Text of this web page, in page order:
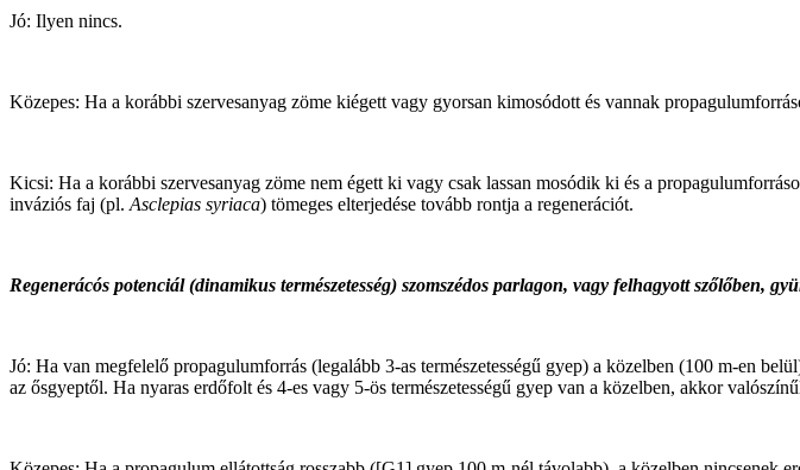
Jó: Ilyen nincs.
Közepes: Ha a korábbi szervesanyag zöme kiégett vagy gyorsan kimosódott és vannak
Kicsi: Ha a korábbi szervesanyag zöme nem égett ki vagy csak lassan mosódik ki és a
inváziós faj (pl. Asclepias syriaca) tömeges elterjedése tovább rontja a regenerációt.
Regenerácós potenciál (dinamikus természetesség) szomszédos parlagon, vagy felhagyott szőlőben,
Jó: Ha van megfelelő propagulumforrás (legalább 3-as természetességű gyep) a közelben (100 m-en
az ősgyeptől. Ha nyaras erdőfolt és 4-es vagy 5-ös természetességű gyep van a közelben, akkor